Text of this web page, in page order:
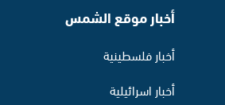
أخبار موقع الشمس
أخبار فلسطينية
أخبار اسرائيلية